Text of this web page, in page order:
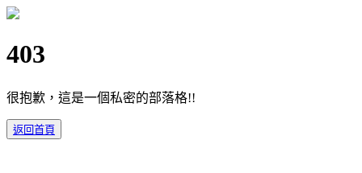
403
很抱歉，這是一個私密的部落格!!
返回首頁